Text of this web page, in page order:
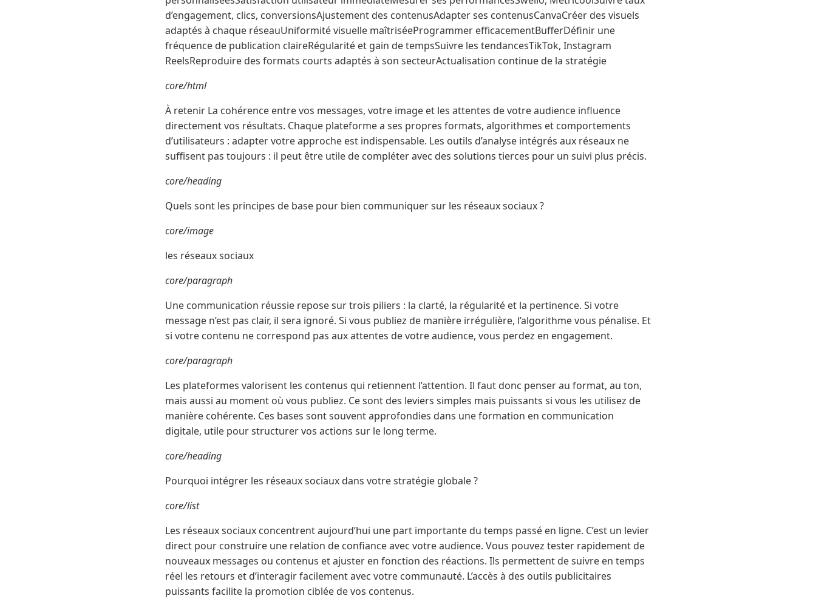
d’engagement, clics, conversionsAjustement des contenusAdapter ses contenusCanvaCréer des visuels
adaptés à chaque réseauUniformité visuelle maîtriséeProgrammer efficacementBufferDéfinir une
fréquence de publication claireRégularité et gain de tempsSuivre les tendancesTikTok, Instagram
ReelsReproduire des formats courts adaptés à son secteurActualisation continue de la stratégie
core/html
À retenir La cohérence entre vos messages, votre image et les attentes de votre audience influence
directement vos résultats. Chaque plateforme a ses propres formats, algorithmes et comportements
d’utilisateurs : adapter votre approche est indispensable. Les outils d’analyse intégrés aux réseaux ne
suffisent pas toujours : il peut être utile de compléter avec des solutions tierces pour un suivi plus précis.
core/heading
Quels sont les principes de base pour bien communiquer sur les réseaux sociaux ?
core/image
les réseaux sociaux
core/paragraph
Une communication réussie repose sur trois piliers : la clarté, la régularité et la pertinence. Si votre
message n’est pas clair, il sera ignoré. Si vous publiez de manière irrégulière, l’algorithme vous pénalise. Et
si votre contenu ne correspond pas aux attentes de votre audience, vous perdez en engagement.
core/paragraph
Les plateformes valorisent les contenus qui retiennent l’attention. Il faut donc penser au format, au ton,
mais aussi au moment où vous publiez. Ce sont des leviers simples mais puissants si vous les utilisez de
manière cohérente. Ces bases sont souvent approfondies dans une formation en communication
digitale, utile pour structurer vos actions sur le long terme.
core/heading
Pourquoi intégrer les réseaux sociaux dans votre stratégie globale ?
core/list
Les réseaux sociaux concentrent aujourd’hui une part importante du temps passé en ligne. C’est un levier
direct pour construire une relation de confiance avec votre audience. Vous pouvez tester rapidement de
nouveaux messages ou contenus et ajuster en fonction des réactions. Ils permettent de suivre en temps
réel les retours et d’interagir facilement avec votre communauté. L’accès à des outils publicitaires
puissants facilite la promotion ciblée de vos contenus.